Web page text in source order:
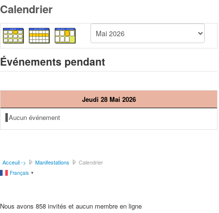
Calendrier
Événements pendant
Jeudi 28 Mai 2026
Aucun événement
Acceuil -> Manifestations Calendrier
Français ▼
Nous avons 858 invités et aucun membre en ligne